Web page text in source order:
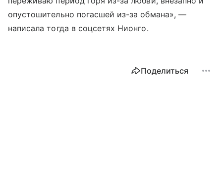
опустошительно погасшей из-за обмана», —
написала тогда в соцсетях Нионго.
Поделиться